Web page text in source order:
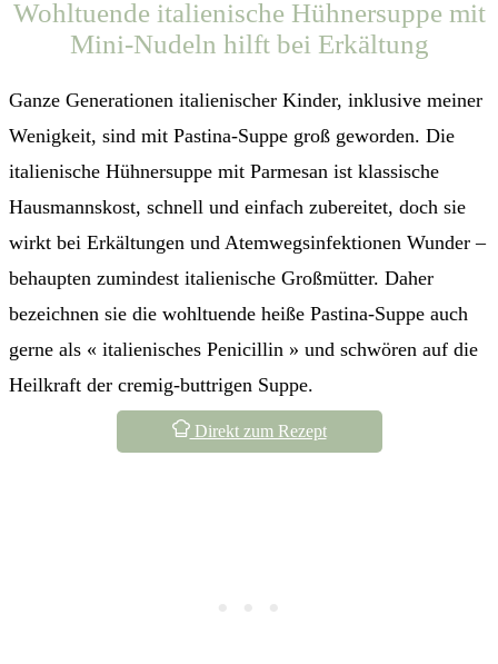
Wohltuende italienische Hühnersuppe mit
Mini-Nudeln hilft bei Erkältung
Ganze Generationen italienischer Kinder, inklusive meiner
Wenigkeit, sind mit Pastina-Suppe groß geworden. Die
italienische Hühnersuppe mit Parmesan ist klassische
Hausmannskost, schnell und einfach zubereitet, doch sie
wirkt bei Erkältungen und Atemwegsinfektionen Wunder –
behaupten zumindest italienische Großmütter. Daher
bezeichnen sie die wohltuende heiße Pastina-Suppe auch
gerne als « italienisches Penicillin » und schwören auf die
Heilkraft der cremig-buttrigen Suppe.
Direkt zum Rezept